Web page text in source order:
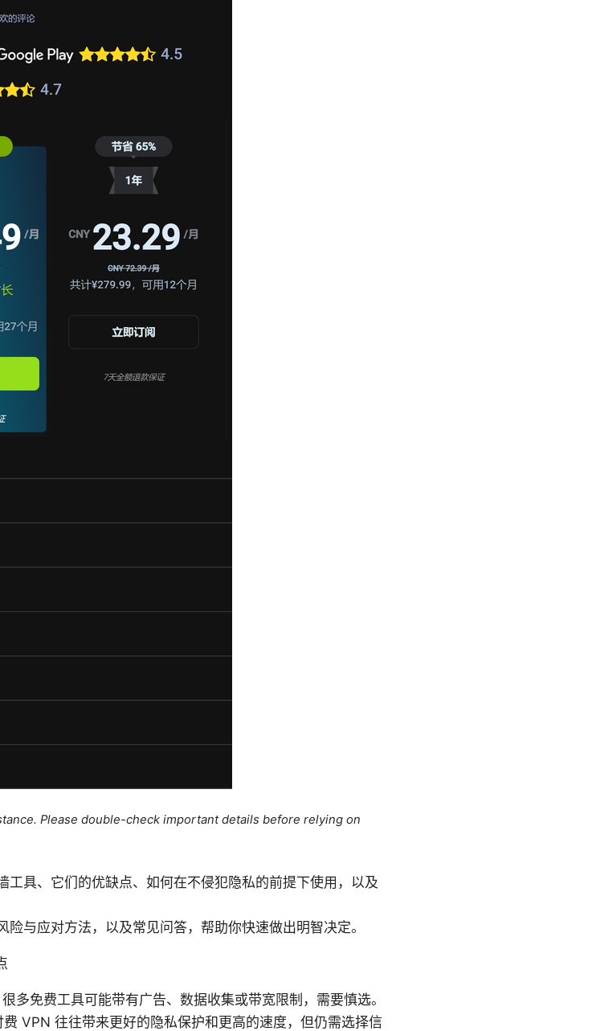
Please double-check important details before relying on
工具、它们的优缺点、如何在不侵犯隐私的前提下使用，以及
与应对方法，以及常见问答，帮助你快速做出明智决定。
多免费工具可能带有广告、数据收集或带宽限制，需要慎选。
VPN 往往带来更好的隐私保护和更高的速度，但仍需选择信